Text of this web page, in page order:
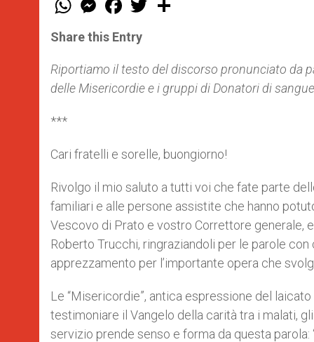
t
s
p
p
e
s
e
g
e
r
a
e
b
o
k
w
r
Share this Entry
Riportiamo il testo del discorso pronunciato da
delle Misericordie e i gruppi di Donatori di sangue
***
Cari fratelli e sorelle, buongiorno!
Rivolgo il mio saluto a tutti voi che fate parte
familiari e alle persone assistite che hanno
Vescovo di Prato e vostro Correttore generale,
Roberto Trucchi, ringraziandoli per le parole
apprezzamento per l’importante opera che
Le “Misericordie”, antica espressione del
testimoniare il Vangelo della carità tra i malati,
servizio prende senso e forma da questa